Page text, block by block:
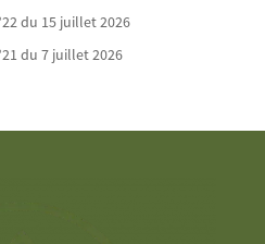
du 15 juillet 2026
du 7 juillet 2026